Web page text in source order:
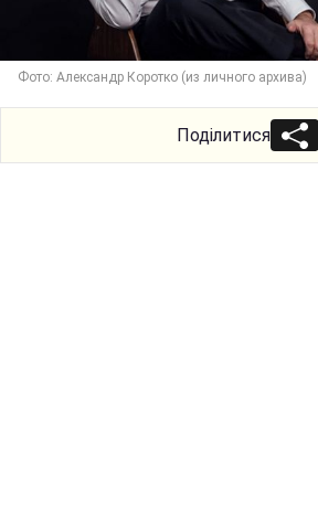
Фото: Александр Коротко (из личного архива)
Поділитися